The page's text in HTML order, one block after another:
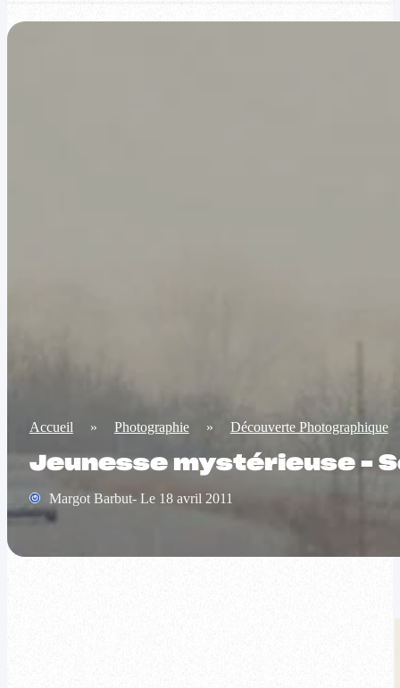
Accueil » Photographie » Découverte Photographique
Jeunesse mystérieuse –
Margot Barbut- Le 18 avril 2011